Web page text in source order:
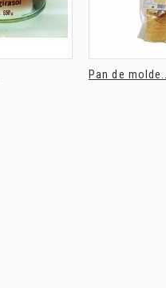
Pan de molde...